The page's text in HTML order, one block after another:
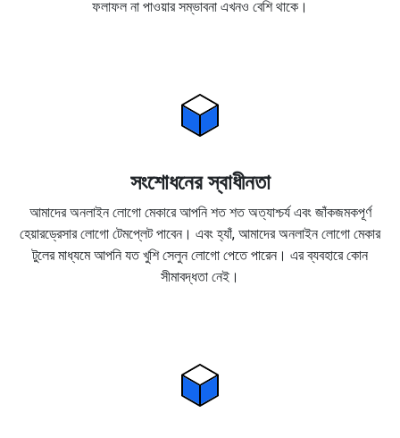
ফলাফল না পাওয়ার সম্ভাবনা এখনও বেশি থাকে।
সংশোধনের স্বাধীনতা
আমাদের অনলাইন লোগো মেকারে আপনি শত শত অত্যাশ্চর্য এবং জাঁকজমকপূর্ণ
হেয়ারড্রেসার লোগো টেমপ্লেট পাবেন। এবং হ্যাঁ, আমাদের অনলাইন লোগো মেকার
টুলের মাধ্যমে আপনি যত খুশি সেলুন লোগো পেতে পারেন। এর ব্যবহারে কোন
সীমাবদ্ধতা নেই।